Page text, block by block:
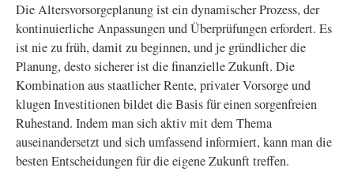
Die Altersvorsorgeplanung ist ein dynamischer Prozess, der
kontinuierliche Anpassungen und Überprüfungen erfordert. Es
ist nie zu früh, damit zu beginnen, und je gründlicher die
Planung, desto sicherer ist die finanzielle Zukunft. Die
Kombination aus staatlicher Rente, privater Vorsorge und
klugen Investitionen bildet die Basis für einen sorgenfreien
Ruhestand. Indem man sich aktiv mit dem Thema
auseinandersetzt und sich umfassend informiert, kann man die
besten Entscheidungen für die eigene Zukunft treffen.